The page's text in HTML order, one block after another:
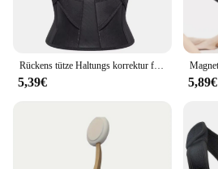
Rückens tütze Haltungs korrektur für Frauen und Männer Rücken Lendenwirbel stütze Schulter haltung Unterstützung zur Verbesserung der Haltung und Linderung von Rückens ch merzen
5,39€ 5,89€